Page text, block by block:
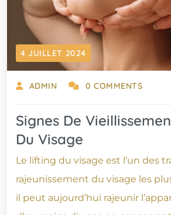
4 JUILLET 2024
ADMIN 0 COMMENTS
Signes De
Du Visage
Le lifting du visage est l’un des
rajeunissement du visage les
il peut aujourd’hui rajeunir